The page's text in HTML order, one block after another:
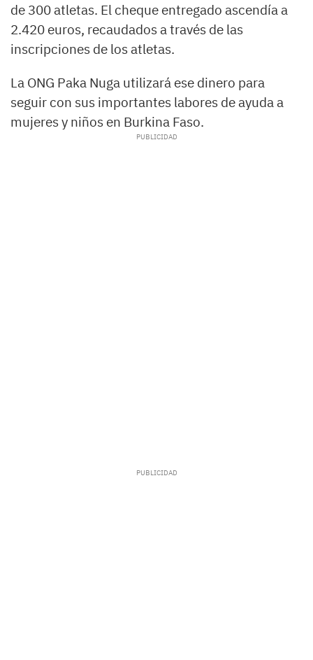
de 300 atletas. El cheque entregado ascendía a
2.420 euros, recaudados a través de las
inscripciones de los atletas.
La ONG Paka Nuga utilizará ese dinero para
seguir con sus importantes labores de ayuda a
mujeres y niños en Burkina Faso.